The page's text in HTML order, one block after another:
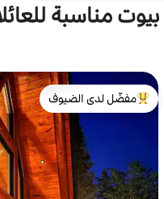
بيوت مناسبة
من أبرز البيوت المفضّلة لدى
مفضّل لدى الضيوف